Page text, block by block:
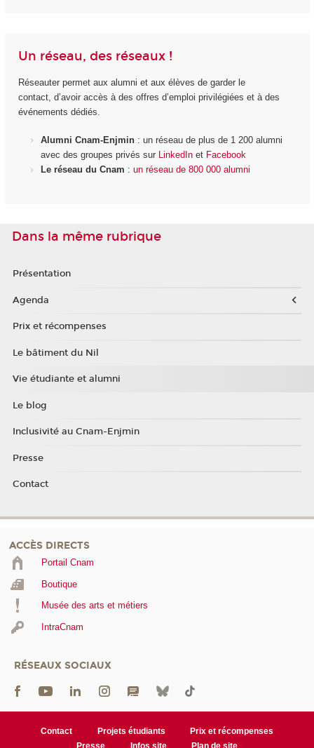
Un réseau, des réseaux !
Réseauter permet aux alumni et aux élèves de garder le
contact, d’avoir accès à des offres d’emploi privilégiées et à des
événements dédiés.
Alumni Cnam-Enjmin : un réseau de plus de 1 200 alumni
avec des groupes privés sur LinkedIn et Facebook
Le réseau du Cnam : un réseau de 800 000 alumni
Dans la même rubrique
Présentation
Agenda
Prix et récompenses
Le bâtiment du Nil
Vie étudiante et alumni
Le blog
Inclusivité au Cnam-Enjmin
Presse
Contact
ACCÈS DIRECTS
Portail Cnam
Boutique
Musée des arts et métiers
IntraCnam
RÉSEAUX SOCIAUX
Contact Projets étudiants
Prix et récompenses